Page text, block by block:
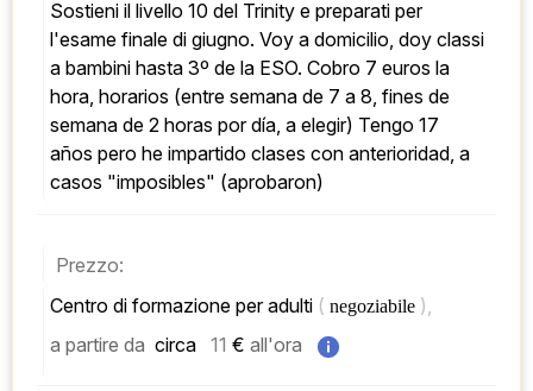
Sostieni il livello 10 del Trinity e preparati per
l'esame finale di giugno. Voy a domicilio, doy classi
a bambini hasta 3º de la ESO. Cobro 7 euros la
hora, horarios (entre semana de 7 a 8, fines de
semana de 2 horas por día, a elegir) Tengo 17
años pero he impartido clases con anterioridad, a
casos "imposibles" (aprobaron)
Prezzo:
Centro di formazione per adulti ( negoziabile ),
a partire da circa 11 € all'ora